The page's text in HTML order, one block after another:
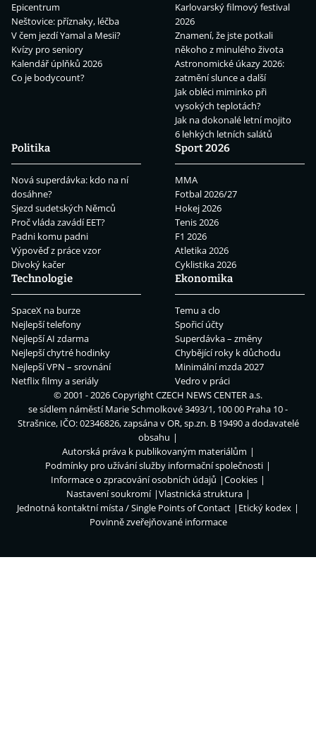
Epicentrum
Neštovice: příznaky, léčba
V čem jezdí Yamal a Mesii?
Kvízy pro seniory
Kalendář úplňků 2026
Co je bodycount?
Karlovarský filmový festival
2026
Znamení, že jste potkali
někoho z minulého života
Astronomické úkazy 2026:
zatmění slunce a další
Jak obléci miminko při
vysokých teplotách?
Jak na dokonalé letní mojito
6 lehkých letních salátů
Politika
Nová superdávka: kdo na ní
dosáhne?
Sjezd sudetských Němců
Proč vláda zavádí EET?
Padni komu padni
Výpověď z práce vzor
Divoký kačer
Sport 2026
MMA
Fotbal 2026/27
Hokej 2026
Tenis 2026
F1 2026
Atletika 2026
Cyklistika 2026
Technologie
SpaceX na burze
Nejlepší telefony
Nejlepší AI zdarma
Nejlepší chytré hodinky
Nejlepší VPN – srovnání
Netflix filmy a seriály
Ekonomika
Temu a clo
Spořicí účty
Superdávka – změny
Chybějící roky k důchodu
Minimální mzda 2027
Vedro v práci
© 2001 - 2026 CopyrightCZECH NEWS CENTER a.s.
se sídlem náměstí Marie Schmolkové 3493/1, 100 00 Praha 10 -
Strašnice, IČO: 02346826, zapsána v OR, sp.zn. B 19490 a dodavatelé
obsahu
Autorská práva k publikovaným materiálům
Podmínky pro užívání služby informační společnosti
Informace o zpracování osobních údajů
Cookies
Nastavení soukromí
Vlastnická struktura
Jednotná kontaktní místa / Single Points of Contact
Etický kodex
Povinně zveřejňované informace